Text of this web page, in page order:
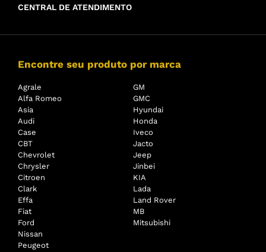
CENTRAL DE ATENDIMENTO
Encontre seu produto por marca
Agrale
Alfa Romeo
Asia
Audi
Case
CBT
Chevrolet
Chrysler
Citroen
Clark
Effa
Fiat
Ford
GM
GMC
Hyundai
Honda
Iveco
Jacto
Jeep
Jinbei
KIA
Lada
Land Rover
MB
Mitsubishi
Nissan
Peugeot